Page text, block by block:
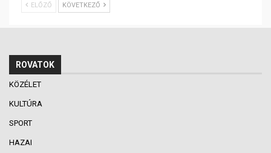
ELŐZŐ KÖVETKEZŐ
ROVATOK
KÖZÉLET
KULTÚRA
SPORT
HAZAI